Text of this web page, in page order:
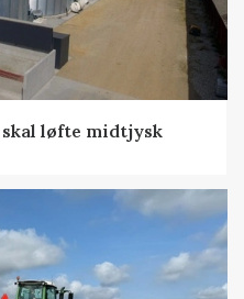
løfte midtjysk